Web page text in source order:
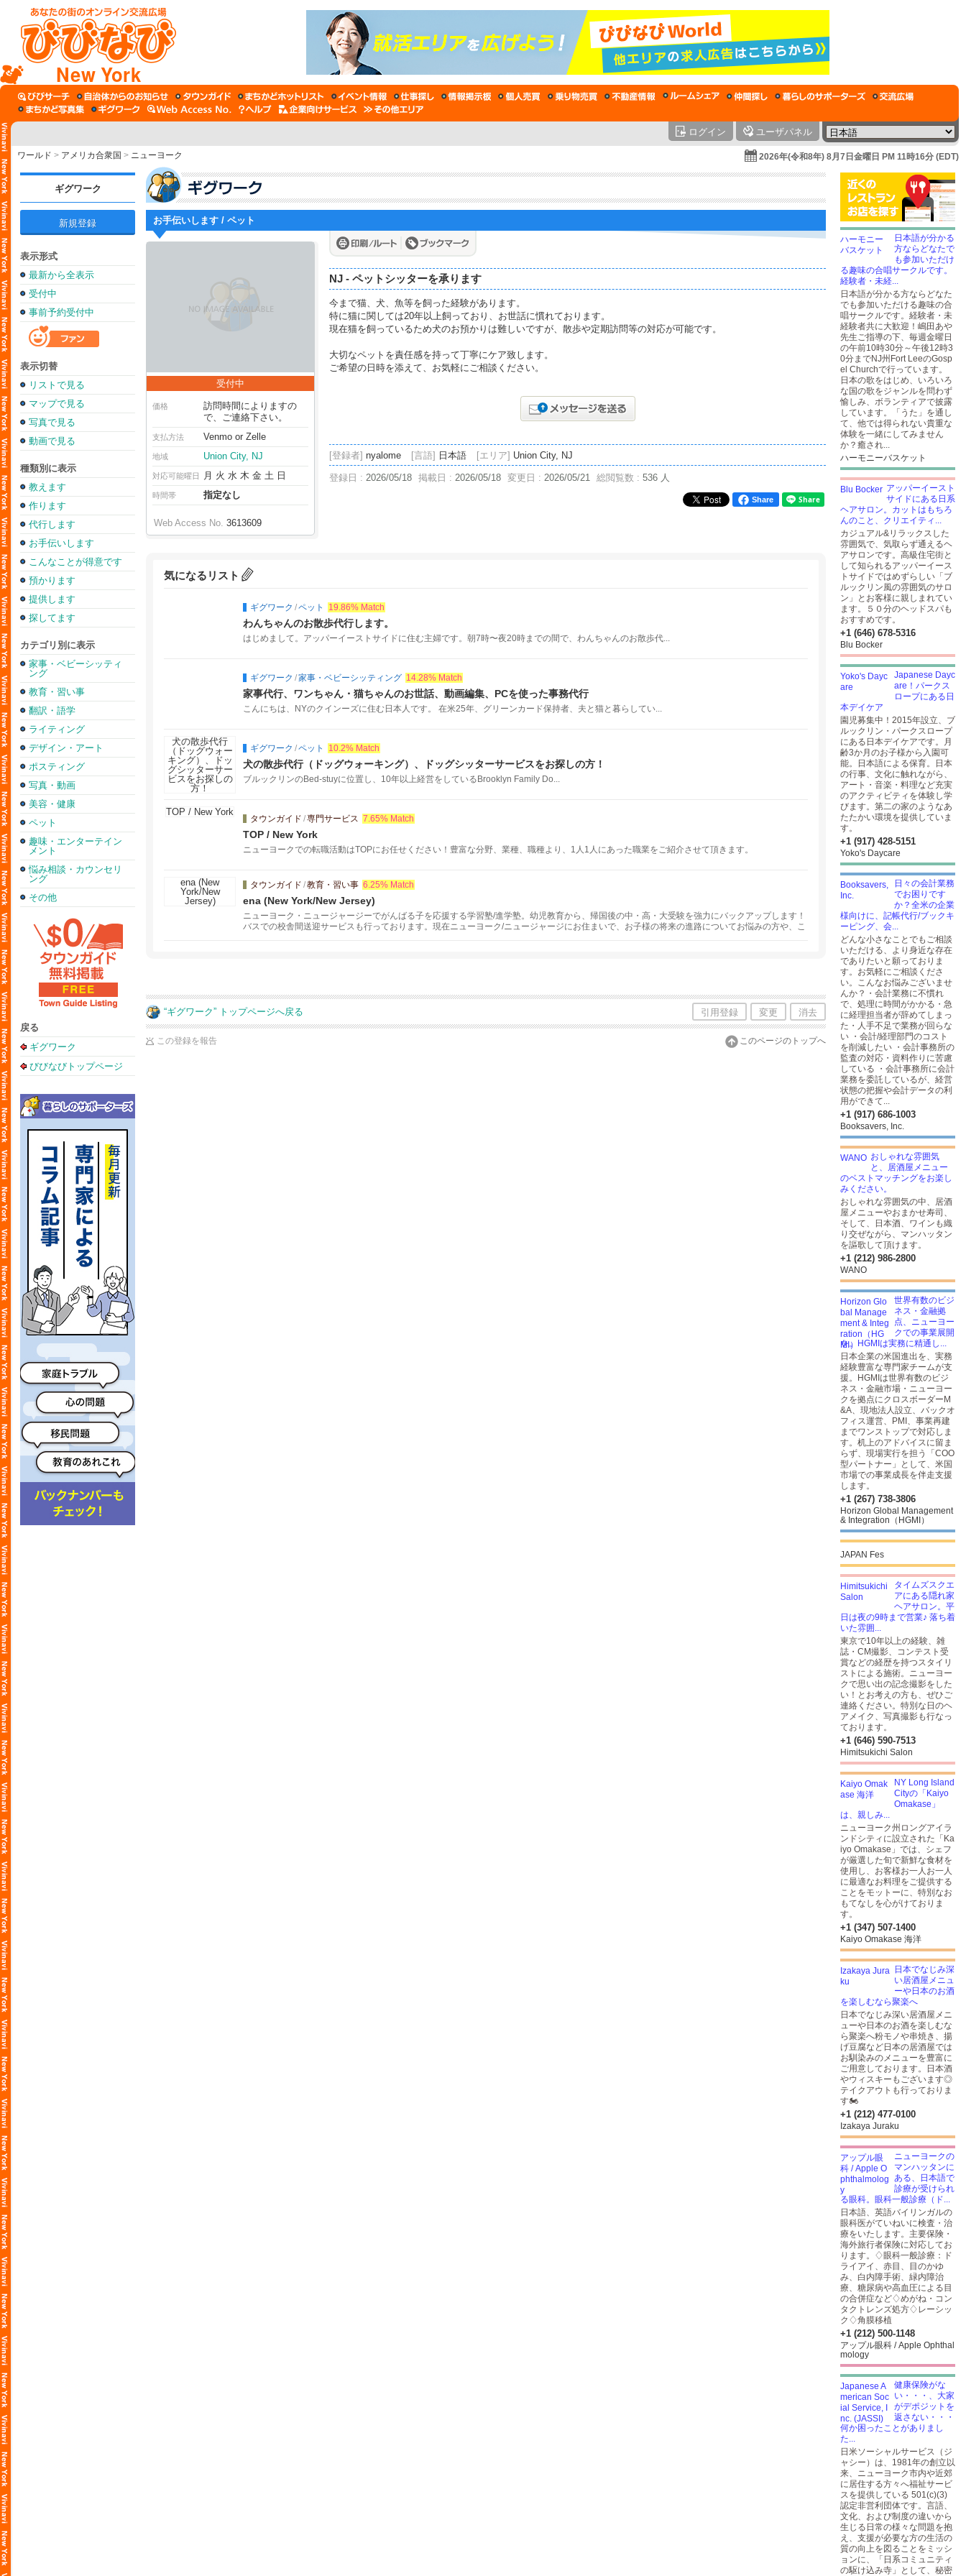
New York
ログイン ユーザパネル
ワールド > アメリカ合衆国 > ニューヨーク 2026年(令和8年) 8月7日金曜日 PM 11時16分 (EDT)
ギグワーク
新規登録
表示形式
最新から全表示
受付中
事前予約受付中
表示切替
リストで見る
マップで見る
写真で見る
動画で見る
種類別に表示
教えます
作ります
代行します
お手伝いします
こんなことが得意です
預かります
提供します
探してます
カテゴリ別に表示
家事・ベビーシッティ
ング
教育・習い事
翻訳・語学
ライティング
デザイン・アート
ポスティング
写真・動画
美容・健康
ペット
趣味・エンターテイン
メント
悩み相談・カウンセリ
ング
その他
戻る
ギグワーク
びびなびトップページ
お手伝いします / ペット
受付中
価格
訪問時間によりますの
で、ご連絡下さい。
支払方法 Venmo or Zelle
地域 Union City, NJ
対応可能曜日 月 火 水 木 金 土 日
時間帯 指定なし
Web Access No. 3613609
NJ - ペットシッターを承ります
今まで猫、犬、魚等を飼った経験があります。
特に猫に関しては20年以上飼っており、お世話に慣れております。
現在猫を飼っているため犬のお預かりは難しいですが、散歩や定期訪問等の対応が可能です。
大切なペットを責任感を持って丁寧にケア致します。
ご希望の日時を添えて、お気軽にご相談ください。
[登録者] nyalome [言語] 日本語 [エリア] Union City, NJ
登録日 : 2026/05/18 掲載日 : 2026/05/18 変更日 : 2026/05/21 総閲覧数 : 536 人
Share
気になるリスト
ギグワーク /ペット 19.86% Match
わんちゃんのお散歩代行します。
はじめまして。アッパーイーストサイドに住む主婦です。朝7時〜夜20時までの間で、わんちゃんのお散歩代...
ギグワーク /家事・ベビーシッティング 14.28% Match
家事代行、ワンちゃん・猫ちゃんのお世話、動画編集、PCを使った事務代行
こんにちは、NYのクインーズに住む日本人です。 在米25年、グリーンカード保持者、夫と猫と暮らしてい...
ギグワーク /ペット 10.2% Match
犬の散歩代行（ドッグウォーキング）、ドッグシッターサービスをお探しの方！
ブルックリンのBed-stuyに位置し、10年以上経営をしているBrooklyn Family Do...
タウンガイド /専門サービス 7.65% Match
TOP / New York
ニューヨークでの転職活動はTOPにお任せください！豊富な分野、業種、職種より、1人1人にあった職業をご紹介させて頂きます。
タウンガイド /教育・習い事 6.25% Match
ena (New York/New Jersey)
ニューヨーク・ニュージャージーでがんばる子を応援する学習塾/進学塾。幼児教育から、帰国後の中・高・大受験を強力にバックアップします！
バスでの校舎間送迎サービスも行っております。現在ニューヨーク/ニュージャージにお住まいで、お子様の将来の進路についてお悩みの方や、こ
“ギグワーク” トップページへ戻る 引用登録 変更 消去
この登録を報告 このページのトップへ
日本語が分かる
方ならどなたで
も参加いただけ
る趣味の合唱サークルです。
経験者・未経...
日本語が分かる方ならどなた
でも参加いただける趣味の合
唱サークルです。経験者・未
経験者共に大歓迎！嶋田あや
先生ご指導の下、毎週金曜日
の午前10時30分～午後12時3
0分までNJ州Fort LeeのGosp
el Churchで行っています。
日本の歌をはじめ、いろいろ
な国の歌をジャンルを問わず
愉しみ、ボランティアで披露
しています。「うた」を通し
て、他では得られない貴重な
体験を一緒にしてみません
か？癒され...
ハーモニーバスケット
アッパーイースト
サイドにある日系
ヘアサロン。カットはもちろ
んのこと、クリエイティ...
カジュアル&リラックスした
雰囲気で、気取らず通えるヘ
アサロンです。高級住宅街と
して知られるアッパーイース
トサイドではめずらしい「ブ
ルックリン風の雰囲気のサロ
ン」とお客様に親しまれてい
ます。５０分のヘッドスパも
おすすめです。
+1 (646) 678-5316
Blu Bocker
Japanese Dayc
are！パークス
ロープにある日
本デイケア
園児募集中！2015年設立、ブ
ルックリン・パークスロープ
にある日本デイケアです。月
齢3か月のお子様から入園可
能。日本語による保育。日本
の行事、文化に触れながら、
アート・音楽・料理など充実
のアクティビティを体験し学
びます。第二の家のようなあ
たたかい環境を提供していま
す。
+1 (917) 428-5151
Yoko's Daycare
日々の会計業務
でお困りです
か？全米の企業
様向けに、記帳代行/ブックキ
ーピング、会...
どんな小さなことでもご相談
いただける、より身近な存在
でありたいと願っておりま
す。お気軽にご相談くださ
い。こんなお悩みございませ
んか？・会計業務に不慣れ
で、処理に時間がかかる・急
に経理担当者が辞めてしまっ
た・人手不足で業務が回らな
い ・会計/経理部門のコスト
を削減したい ・会計事務所の
監査の対応・資料作りに苦慮
している ・会計事務所に会計
業務を委託しているが、経営
状態の把握や会計データの利
用ができて...
+1 (917) 686-1003
Booksavers, Inc.
おしゃれな雰囲気
と、居酒屋メニュー
のベストマッチングをお楽し
みください。
おしゃれな雰囲気の中、居酒
屋メニューやおまかせ寿司、
そして、日本酒、ワインも織
り交ぜながら、マンハッタン
を謳歌して頂けます。
+1 (212) 986-2800
WANO
世界有数のビジ
ネス・金融拠
点、ニューヨー
クでの事業展開
を。HGMIは実務に精通し...
日本企業の米国進出を、実務
経験豊富な専門家チームが支
援。HGMIは世界有数のビジ
ネス・金融市場・ニューヨー
クを拠点にクロスボーダーM
&A、現地法人設立、バックオ
フィス運営、PMI、事業再建
までワンストップで対応しま
す。机上のアドバイスに留ま
らず、現場実行を担う「COO
型パートナー」として、米国
市場での事業成長を伴走支援
します。
+1 (267) 738-3806
Horizon Global Management
& Integration（HGMI）
JAPAN Fes
タイムズスクエ
アにある隠れ家
ヘアサロン。平
日は夜の9時まで営業♪ 落ち着
いた雰囲...
東京で10年以上の経験、雑
誌・CM撮影、コンテスト受
賞などの経歴を持つスタイリ
ストによる施術。ニューヨー
クで思い出の記念撮影をした
い！とお考えの方も、ぜひご
連絡ください。特別な日のヘ
アメイク、写真撮影も行なっ
ております。
+1 (646) 590-7513
Himitsukichi Salon
NY Long Island
Cityの「Kaiyo
Omakase」
は、親しみ...
ニューヨーク州ロングアイラ
ンドシティに設立された「Ka
iyo Omakase」では、シェフ
が厳選した旬で新鮮な食材を
使用し、お客様お一人お一人
に最適なお料理をご提供する
ことをモットーに、特別なお
もてなしを心がけておりま
す。
+1 (347) 507-1400
Kaiyo Omakase 海洋
日本でなじみ深
い居酒屋メニュ
ーや日本のお酒
を楽しむなら聚楽へ
日本でなじみ深い居酒屋メニ
ューや日本のお酒を楽しむな
ら聚楽へ粉モノや串焼き、揚
げ豆腐など日本の居酒屋では
お馴染みのメニューを豊富に
ご用意しております。日本酒
やウィスキーもございます◎
テイクアウトも行っておりま
す🏍
+1 (212) 477-0100
Izakaya Juraku
ニューヨークの
マンハッタンに
ある、日本語で
診療が受けられ
る眼科。眼科一般診療（ド...
日本語、英語バイリンガルの
眼科医がていねいに検査・治
療をいたします。主要保険・
海外旅行者保険に対応してお
ります。♢眼科一般診療：ド
ライアイ、赤目、目のかゆ
み、白内障手術、緑内障治
療、糖尿病や高血圧による目
の合併症など♢めがね・コン
タクトレンズ処方♢レーシッ
ク♢角膜移植
+1 (212) 500-1148
アップル眼科 / Apple Ophthal
mology
健康保険がな
い・・・、大家
がデポジットを
返さない・・・
何か困ったことがありまし
た...
日米ソーシャルサービス（ジ
ャシー）は、1981年の創立以
来、ニューヨーク市内や近郊
に居住する方々へ福祉サービ
スを提供している 501(c)(3)
認定非営利団体です。言語、
文化、および制度の違いから
生じる日常の様々な問題を抱
え、支援が必要な方の生活の
質の向上を図ることをミッシ
ョンに、「日系コミュニティ
の駆け込み寺」として、秘密